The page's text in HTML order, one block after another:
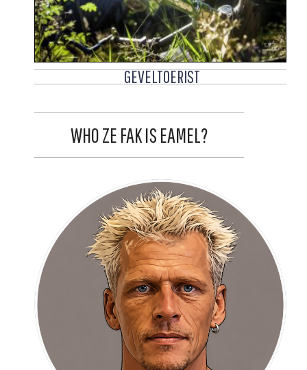
GEVELTOERIST
WHO ZE FAK IS EAMEL?